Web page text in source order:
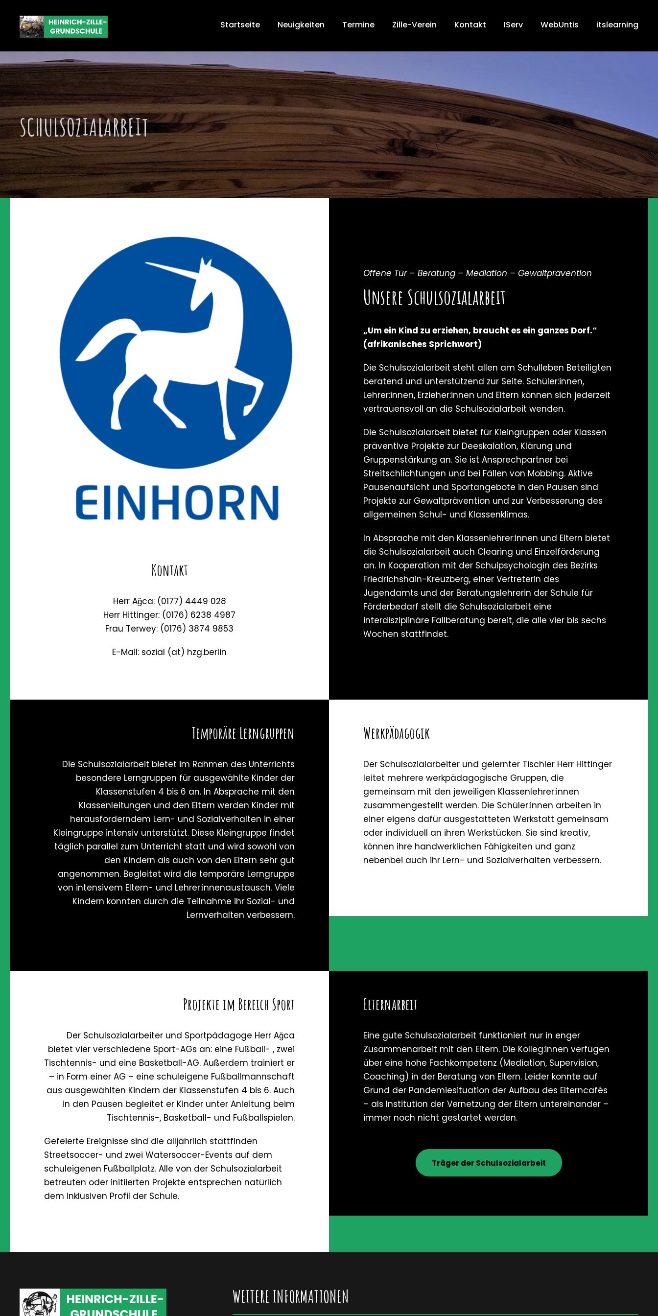
Startseite Neuigkeiten Termine Zille-Verein Kontakt IServ WebUntis itslearning
SCHULSOZIALARBEIT
Kontakt
Herr Ağca: (0177) 4449 028
Herr Hittinger: (0176) 6238 4987
Frau Terwey: (0176) 3874 9853
E-Mail: sozial (at) hzg.berlin
Offene Tür – Beratung – Mediation – Gewaltprävention
Unsere Schulsozialarbeit
„Um ein Kind zu erziehen, braucht es ein ganzes Dorf.“
(afrikanisches Sprichwort)
Die Schulsozialarbeit steht allen am Schulleben Beteiligten
beratend und unterstützend zur Seite. Schüler:innen,
Lehrer:innen, Erzieher:innen und Eltern können sich jederzeit
vertrauensvoll an die Schulsozialarbeit wenden.
Die Schulsozialarbeit bietet für Kleingruppen oder Klassen
präventive Projekte zur Deeskalation, Klärung und
Gruppenstärkung an. Sie ist Ansprechpartner bei
Streitschlichtungen und bei Fällen von Mobbing. Aktive
Pausenaufsicht und Sportangebote in den Pausen sind
Projekte zur Gewaltprävention und zur Verbesserung des
allgemeinen Schul- und Klassenklimas.
In Absprache mit den Klassenlehrer:innen und Eltern bietet
die Schulsozialarbeit auch Clearing und Einzelförderung
an. In Kooperation mit der Schulpsychologin des Bezirks
Friedrichshain-Kreuzberg, einer Vertreterin des
Jugendamts und der Beratungslehrerin der Schule für
Förderbedarf stellt die Schulsozialarbeit eine
interdisziplinäre Fallberatung bereit, die alle vier bis sechs
Wochen stattfindet.
Temporäre Lerngruppen
Die Schulsozialarbeit bietet im Rahmen des Unterrichts
besondere Lerngruppen für ausgewählte Kinder der
Klassenstufen 4 bis 6 an. In Absprache mit den
Klassenleitungen und den Eltern werden Kinder mit
herausforderndem Lern- und Sozialverhalten in einer
Kleingruppe intensiv unterstützt. Diese Kleingruppe findet
täglich parallel zum Unterricht statt und wird sowohl von
den Kindern als auch von den Eltern sehr gut
angenommen. Begleitet wird die temporäre Lerngruppe
von intensivem Eltern- und Lehrer:innenaustausch. Viele
Kindern konnten durch die Teilnahme ihr Sozial- und
Lernverhalten verbessern.
Werkpädagogik
Der Schulsozialarbeiter und gelernter Tischler Herr Hittinger
leitet mehrere werkpädagogische Gruppen, die
gemeinsam mit den jeweiligen Klassenlehrer:innen
zusammengestellt werden. Die Schüler:innen arbeiten in
einer eigens dafür ausgestatteten Werkstatt gemeinsam
oder individuell an ihren Werkstücken. Sie sind kreativ,
können ihre handwerklichen Fähigkeiten und ganz
nebenbei auch ihr Lern- und Sozialverhalten verbessern.
Projekte im Bereich Sport
Der Schulsozialarbeiter und Sportpädagoge Herr Ağca
bietet vier verschiedene Sport-AGs an: eine Fußball- , zwei
Tischtennis- und eine Basketball-AG. Außerdem trainiert er
– in Form einer AG – eine schuleigene Fußballmannschaft
aus ausgewählten Kindern der Klassenstufen 4 bis 6. Auch
in den Pausen begleitet er Kinder unter Anleitung beim
Tischtennis-, Basketball- und Fußballspielen.
Gefeierte Ereignisse sind die alljährlich stattfinden
Streetsoccer- und zwei Watersoccer-Events auf dem
schuleigenen Fußballplatz. Alle von der Schulsozialarbeit
betreuten oder initiierten Projekte entsprechen natürlich
dem inklusiven Profil der Schule.
Elternarbeit
Eine gute Schulsozialarbeit funktioniert nur in enger
Zusammenarbeit mit den Eltern. Die Kolleg:innen verfügen
über eine hohe Fachkompetenz (Mediation, Supervision,
Coaching) in der Beratung von Eltern. Leider konnte auf
Grund der Pandemiesituation der Aufbau des Elterncafés
– als Institution der Vernetzung der Eltern untereinander –
immer noch nicht gestartet werden.
Träger der Schulsozialarbeit
WEITERE INFORMATIONEN